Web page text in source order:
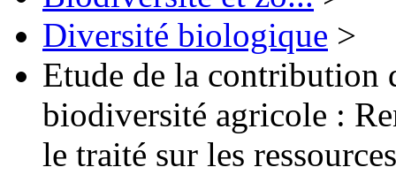
Diversité biologique >
Etude de la contribution
biodiversité agricole :
le traité sur les